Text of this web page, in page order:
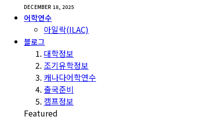
DECEMBER 18, 2025
어학연수
아일락(ILAC)
블로그
대학정보
조기유학정보
캐나다어학연수
출국준비
캠프정보
Featured